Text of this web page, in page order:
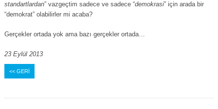
standartlardan” vazgeçtim sadece ve sadece “demokrasi” için arada bir
“demokrat” olabilirler mi acaba?
Gerçekler ortada yok ama bazı gerçekler ortada…
23 Eylül 2013
<< GERİ